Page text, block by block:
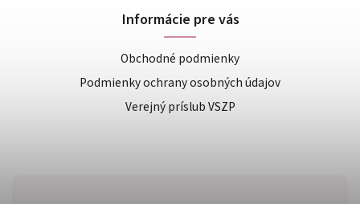
Informácie pre vás
Obchodné podmienky
Podmienky ochrany osobných údajov
Verejný príslub VSZP